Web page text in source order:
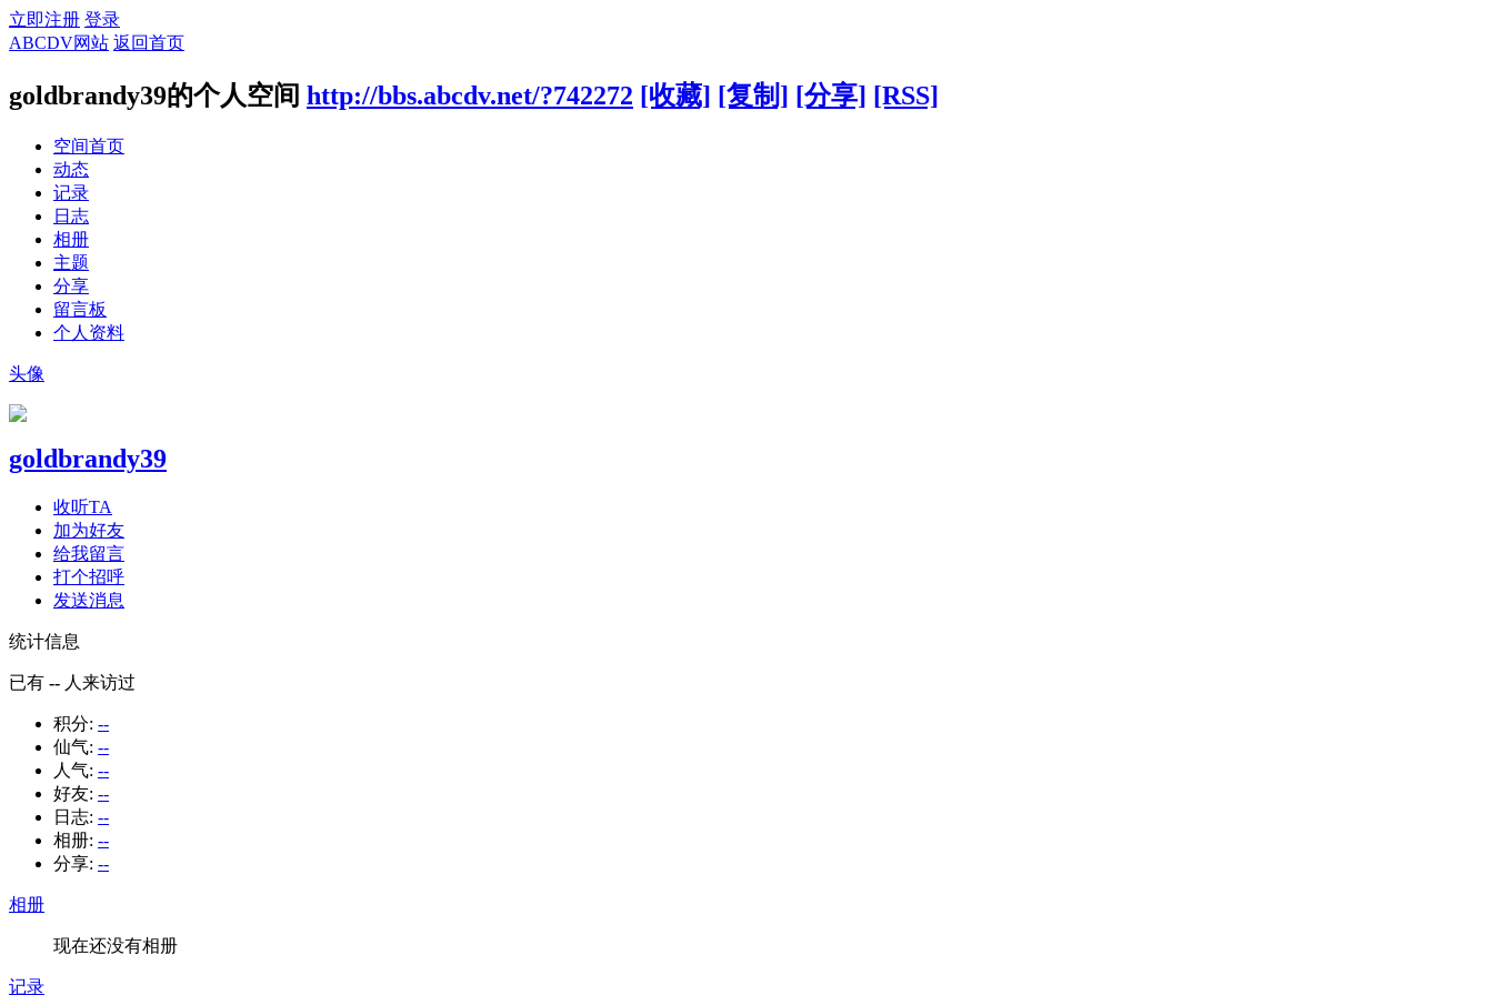
立即注册 登录
ABCDV网站 返回首页
goldbrandy39的个人空间 http://bbs.abcdv.net/?742272 [收藏] [复制] [分享] [RSS]
空间首页
动态
记录
日志
相册
主题
分享
留言板
个人资料
头像
goldbrandy39
收听TA
加为好友
给我留言
打个招呼
发送消息
统计信息
已有 -- 人来访过
积分: --
仙气: --
人气: --
好友: --
日志: --
相册: --
分享: --
相册
现在还没有相册
记录